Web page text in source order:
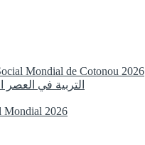
Mondial de Cotonou 2026
التربية في العصر
Mondial 2026